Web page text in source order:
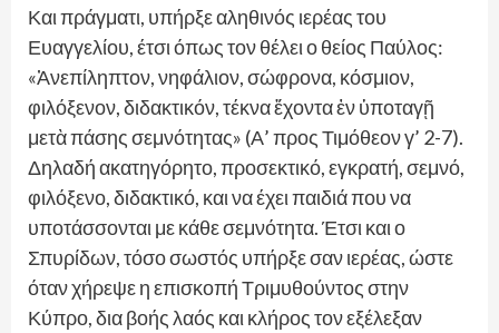
Και πράγματι, υπήρξε αληθινός ιερέας του
Ευαγγελίου, έτσι όπως τον θέλει ο θείος Παύλος:
«Ἀνεπίληπτον, νηφάλιον, σώφρονα, κόσμιον,
φιλόξενον, διδακτικόν, τέκνα ἔχοντα ἐν ὑποταγῇ
μετὰ πάσης σεμνότητας» (Α’ προς Τιμόθεον γ’ 2-7).
Δηλαδή ακατηγόρητο, προσεκτικό, εγκρατή, σεμνό,
φιλόξενο, διδακτικό, και να έχει παιδιά που να
υποτάσσονται με κάθε σεμνότητα. Έτσι και ο
Σπυρίδων, τόσο σωστός υπήρξε σαν ιερέας, ώστε
όταν χήρεψε η επισκοπή Τριμυθούντος στην
Κύπρο, δια βοής λαός και κλήρος τον εξέλεξαν